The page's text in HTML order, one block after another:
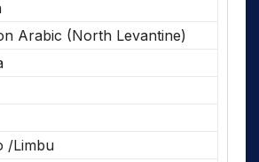
Arabic (North Levantine)
/Limbu